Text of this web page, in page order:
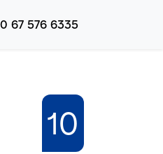
67 576 6335
10